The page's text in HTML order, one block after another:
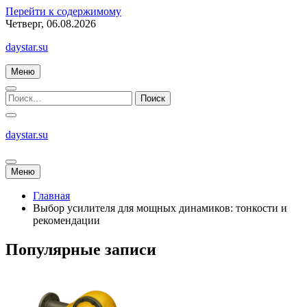
Перейти к содержимому
Четверг, 06.08.2026
daystar.su
Меню
daystar.su
Меню
Главная
Выбор усилителя для мощных динамиков: тонкости и
рекомендации
Популярные записи